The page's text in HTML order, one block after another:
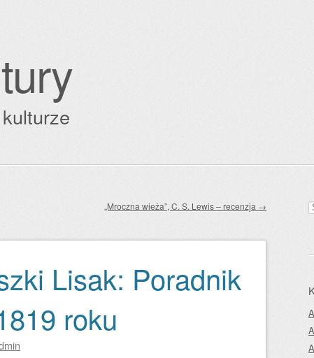
„Mroczna wieża”, C. S. Lewis – recenzja →
Lisak: Poradnik
roku